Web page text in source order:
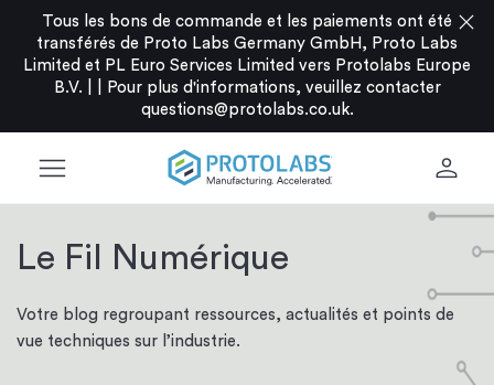
Tous les bons de commande et les paiements ont été
transférés de Proto Labs Germany GmbH, Proto Labs
Limited et PL Euro Services Limited vers Protolabs Europe
B.V. |
Pour plus d'informations, veuillez contacter
questions@protolabs.co.uk.
close
menu person
Le Fil Numérique
Votre blog regroupant ressources, actualités et points de
vue techniques sur l’industrie.